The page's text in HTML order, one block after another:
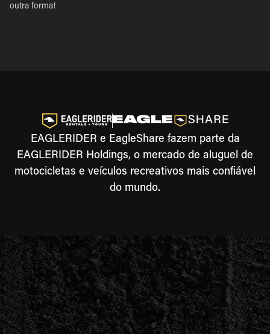
outra forma!
EAGLERIDER e EagleShare fazem parte da
EAGLERIDER Holdings, o mercado de aluguel de
motocicletas e veículos recreativos mais confiável
do mundo.